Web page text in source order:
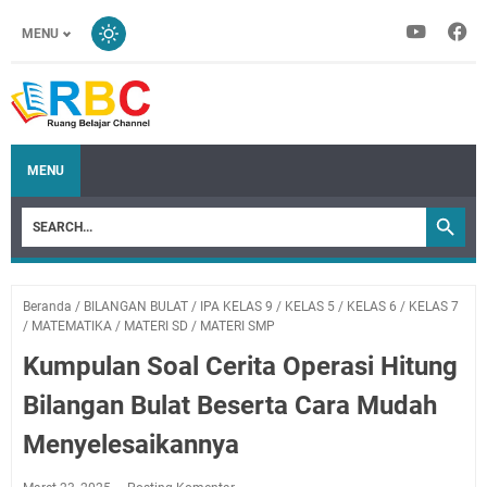
MENU
MENU
Beranda / BILANGAN BULAT / IPA KELAS 9 / KELAS 5 / KELAS 6 / KELAS 7
/ MATEMATIKA / MATERI SD / MATERI SMP
Kumpulan Soal Cerita Operasi Hitung
Bilangan Bulat Beserta Cara Mudah
Menyelesaikannya